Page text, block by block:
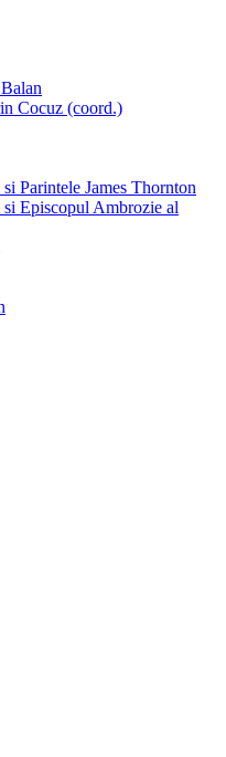
Cocuz (coord.)
Parintele James Thornton
Episcopul Ambrozie al